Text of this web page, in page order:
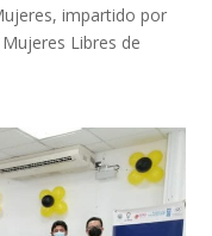
impartido por
Libres de